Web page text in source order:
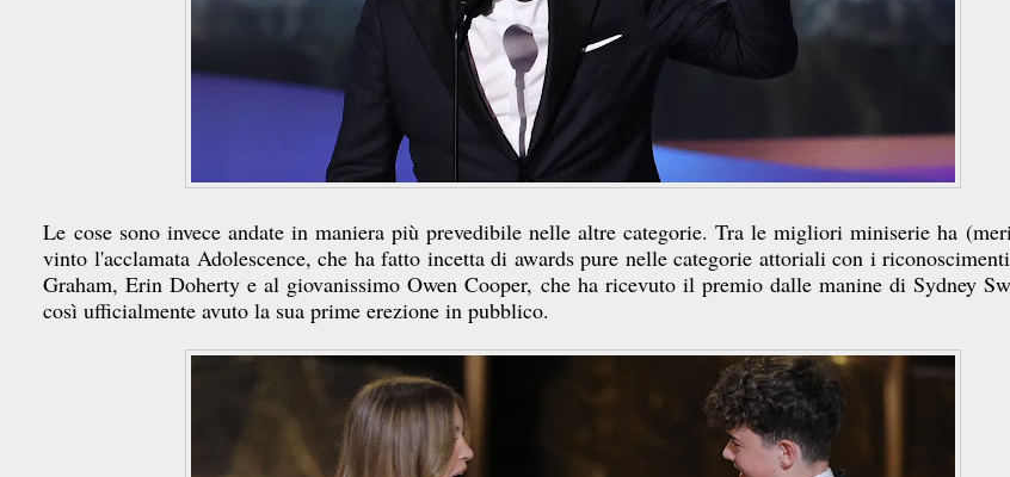
Le cose sono invece andate in maniera più prevedibile nelle altre categorie. Tra le migliori miniserie ha
vinto l'acclamata Adolescence, che ha fatto incetta di awards pure nelle categorie attoriali con i
Graham, Erin Doherty e al giovanissimo Owen Cooper, che ha ricevuto il premio dalle manine di Sydney
così ufficialmente avuto la sua prime erezione in pubblico.